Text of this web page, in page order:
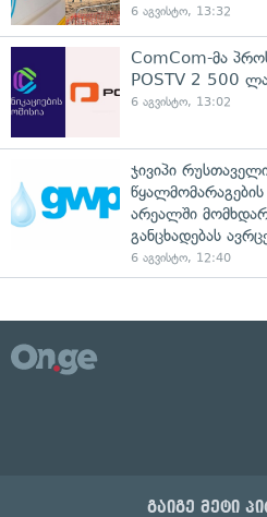
6 აგვისტო, 13:32
ComCom-მა
POSTV 2 500
6 აგვისტო, 13:02
ჯივიპი
არეალში
განცხადებას
6 აგვისტო, 12:40
გაიგე მეტი